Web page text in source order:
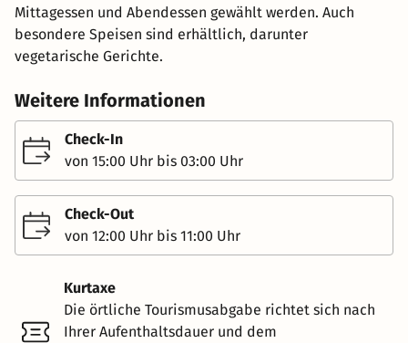
Mittagessen und Abendessen gewählt werden. Auch
besondere Speisen sind erhältlich, darunter
vegetarische Gerichte.
Weitere Informationen
Check-In
von 15:00 Uhr bis 03:00 Uhr
Check-Out
von 12:00 Uhr bis 11:00 Uhr
Kurtaxe
Die örtliche Tourismusabgabe richtet sich nach
Ihrer Aufenthaltsdauer und dem